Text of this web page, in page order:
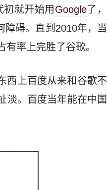
初就开始用 Google了，
障碍。直到2010年，当
率上完胜了谷歌。
西上百度从来和谷歌不
淡。百度当年能在中国